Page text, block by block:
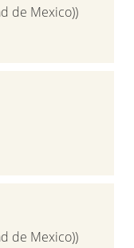
de Mexico))
de Mexico))